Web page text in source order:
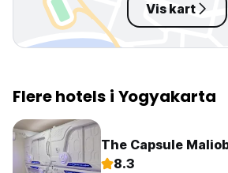
Vis kart
Flere hotels i Yogyakarta
The Capsule
8.3